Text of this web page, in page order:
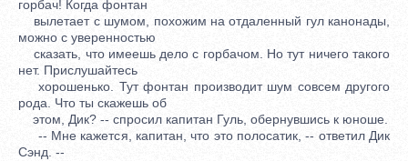
горбач! Когда фонтан
вылетает с шумом, похожим на отдаленный гул канонады,
можно с уверенностью
сказать, что имеешь дело с горбачом. Но тут ничего такого
нет. Прислушайтесь
хорошенько. Тут фонтан производит шум совсем другого
рода. Что ты скажешь об
этом, Дик? -- спросил капитан Гуль, обернувшись к юноше.
-- Мне кажется, капитан, что это полосатик, -- ответил Дик
Сэнд. --